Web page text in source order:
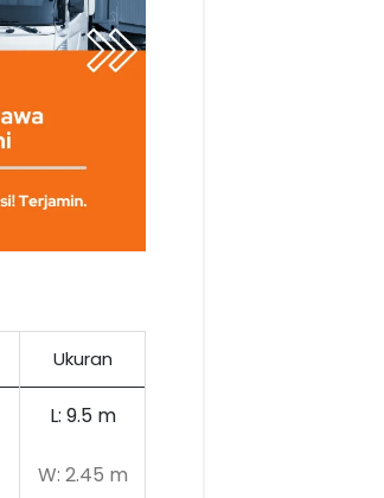
Ukuran
L: 9.5 m
W: 2.45 m